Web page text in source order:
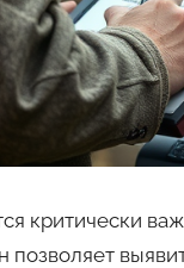
критически